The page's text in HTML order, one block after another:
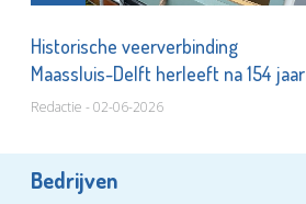
Historische veerverbinding
Maassluis-Delft herleeft na 154 jaar
Redactie - 02-06-2026
Bedrijven